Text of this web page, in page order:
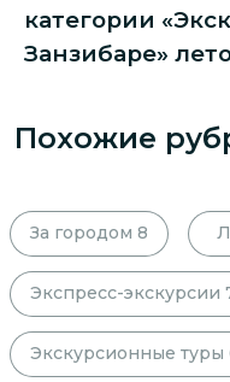
категории
Занзибаре»
Похожие
За городом 8
Экспресс-экскурсии
Экскурсионные туры